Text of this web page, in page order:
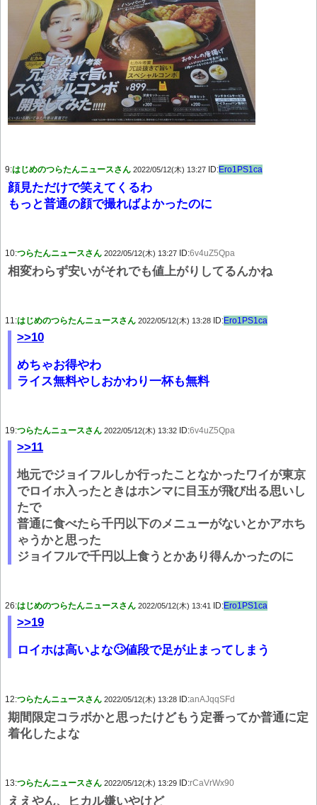
9:はじめのつらたんニュースさん 2022/05/12(木) 13:27 ID:Ero1PS1ca
顔見ただけで笑えてくるわ
もっと普通の顔で撮ればよかったのに
10:つらたんニュースさん 2022/05/12(木) 13:27 ID:6v4uZ5Qpa
相変わらず安いがそれでも値上がりしてるんかね
11:はじめのつらたんニュースさん 2022/05/12(木) 13:28 ID:Ero1PS1ca
>>10
めちゃお得やわ
ライス無料やしおかわり一杯も無料
19:つらたんニュースさん 2022/05/12(木) 13:32 ID:6v4uZ5Qpa
>>11
地元でジョイフルしか行ったことなかったワイが東京
でロイホ入ったときはホンマに目玉が飛び出る思いし
たで
普通に食べたら千円以下のメニューがないとかアホち
ゃうかと思った
ジョイフルで千円以上食うとかあり得んかったのに
26:はじめのつらたんニュースさん 2022/05/12(木) 13:41 ID:Ero1PS1ca
>>19
ロイホは高いよな🙄値段で足が止まってしまう
12:つらたんニュースさん 2022/05/12(木) 13:28 ID:anAJqqSFd
期間限定コラボかと思ったけどもう定番ってか普通に定
着化したよな
13:つらたんニュースさん 2022/05/12(木) 13:29 ID:rCaVrWx90
ええやん、ヒカル嫌いやけど